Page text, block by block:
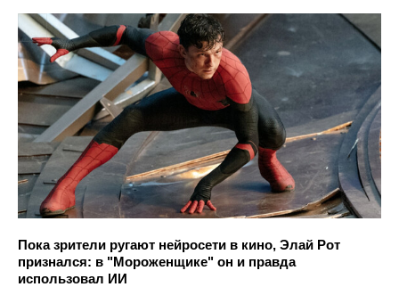
Пока зрители ругают нейросети в кино, Элай Рот
признался: в "Мороженщике" он и правда
использовал ИИ